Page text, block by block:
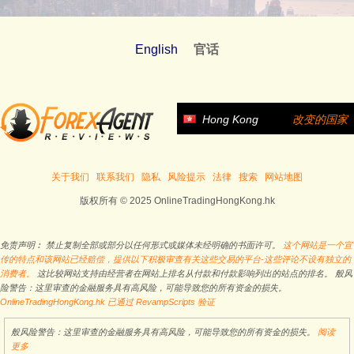
English 官话
Hong Kong 改变的国家
关于我们 联系我们 隐私 风险提示 法律 搜索 网站地图
版权所有 © 2025 OnlineTradingHongKong.hk
免责声明︰ 禁止复制全部或部分以任何形式或媒体未经明确的书面许可。 这个网站是一个宣
传的特点和该网站已经赔偿，提供以下积极审查有关这些交易的平台-这些评论不设有独立的
消费者。
这比较网站支持由经营者在网站上排名从付款和付款影响列出的站点的排名。 般风
险警告：这里审查的金融服务具有高风险，可能导致您的所有资金的损失。
OnlineTradingHongKong.hk 已通过 RevampScripts 验证
般风险警告：这里审查的金融服务具有高风险，可能导致您的所有资金的损失。 阅读
更多